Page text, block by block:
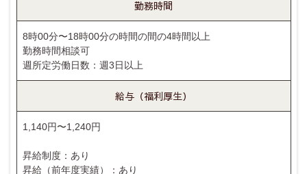
勤務時間
8時00分〜18時00分の時間の間の4時間以上
勤務時間相談可
週所定労働日数：週3日以上
給与（福利厚生）
1,140円〜1,240円
昇給制度：あり
昇給（前年度実績）：あり